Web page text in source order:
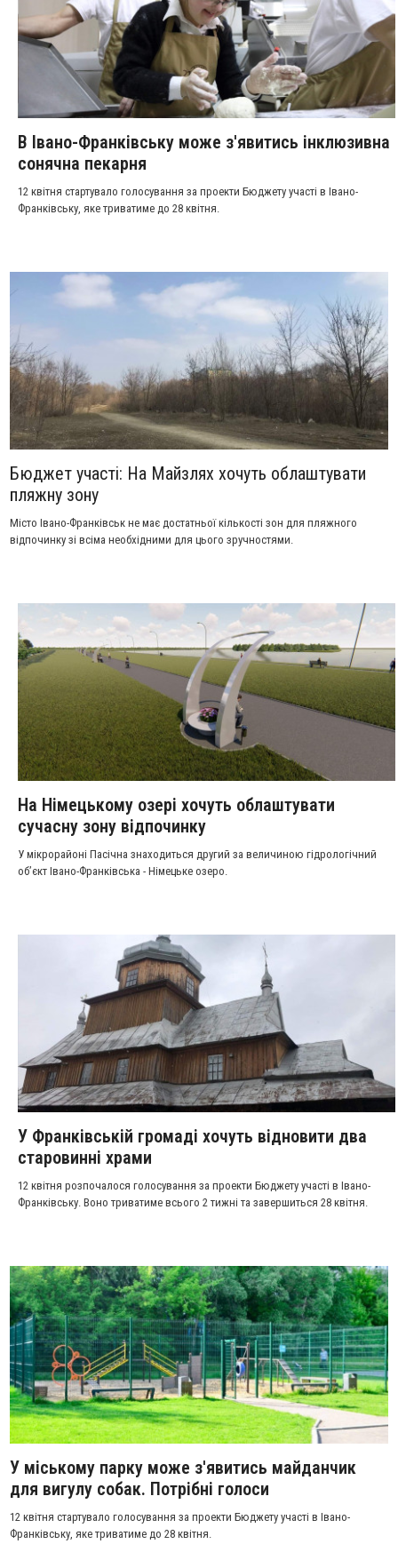
В Івано-Франківську може з'явитись інклюзивна
сонячна пекарня
12 квітня стартувало голосування за проекти Бюджету участі в Івано-
Франківську, яке триватиме до 28 квітня.
Бюджет участі: На Майзлях хочуть облаштувати
пляжну зону
Місто Івано-Франківськ не має достатньої кількості зон для пляжного
відпочинку зі всіма необхідними для цього зручностями.
На Німецькому озері хочуть облаштувати
сучасну зону відпочинку
У мікрорайоні Пасічна знаходиться другий за величиною гідрологічний
об’єкт Івано-Франківська - Німецьке озеро.
У Франківській громаді хочуть відновити два
старовинні храми
12 квітня розпочалося голосування за проекти Бюджету участі в Івано-
Франківську. Воно триватиме всього 2 тижні та завершиться 28 квітня.
У міському парку може з'явитись майданчик
для вигулу собак. Потрібні голоси
12 квітня стартувало голосування за проекти Бюджету участі в Івано-
Франківську, яке триватиме до 28 квітня.